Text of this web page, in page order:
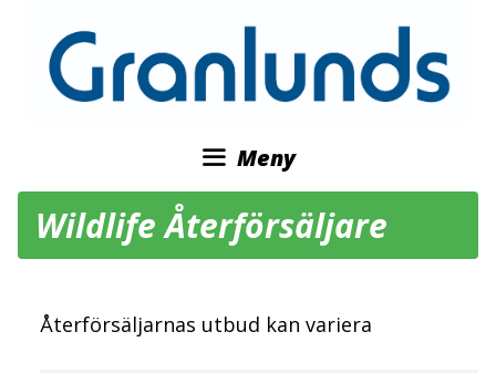
innehåll
Meny
Wildlife Återförsäljare
Återförsäljarnas utbud kan variera